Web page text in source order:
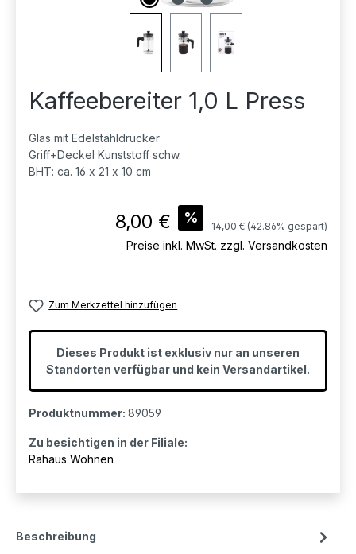
Kaffeebereiter 1,0 L Press
Glas mit Edelstahldrücker
Griff+Deckel Kunststoff schw.
BHT: ca. 16 x 21 x 10 cm
Verkaufspreis:
8,00 € % Regulärer Preis:
14,00 € (42.86% gespart)
Preise inkl. MwSt. zzgl. Versandkosten
Zum Merkzettel hinzufügen
Dieses Produkt ist exklusiv nur an unseren
Standorten verfügbar und kein Versandartikel.
Produktnummer: 89059
Zu besichtigen in der Filiale:
Rahaus Wohnen
Beschreibung